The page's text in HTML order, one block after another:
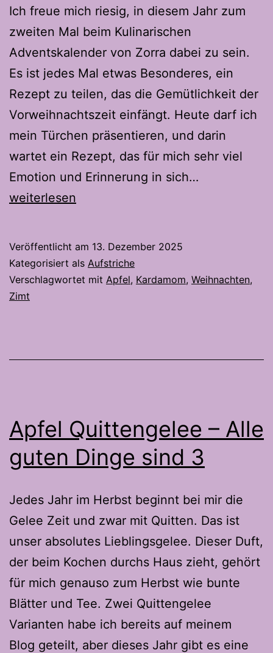
Ich freue mich riesig, in diesem Jahr zum
zweiten Mal beim Kulinarischen
Adventskalender von Zorra dabei zu sein.
Es ist jedes Mal etwas Besonderes, ein
Rezept zu teilen, das die Gemütlichkeit der
Vorweihnachtszeit einfängt. Heute darf ich
mein Türchen präsentieren, und darin
wartet ein Rezept, das für mich sehr viel
Emotion und Erinnerung in sich…
Frühstück
weiterlesen
Veröffentlicht am 13. Dezember 2025
Kategorisiert als Aufstriche
Verschlagwortet mit Apfel, Kardamom, Weihnachten,
Zimt
Apfel Quittengelee – Alle
guten Dinge sind 3
Jedes Jahr im Herbst beginnt bei mir die
Gelee Zeit und zwar mit Quitten. Das ist
unser absolutes Lieblingsgelee. Dieser Duft,
der beim Kochen durchs Haus zieht, gehört
für mich genauso zum Herbst wie bunte
Blätter und Tee. Zwei Quittengelee
Varianten habe ich bereits auf meinem
Blog geteilt, aber dieses Jahr gibt es eine